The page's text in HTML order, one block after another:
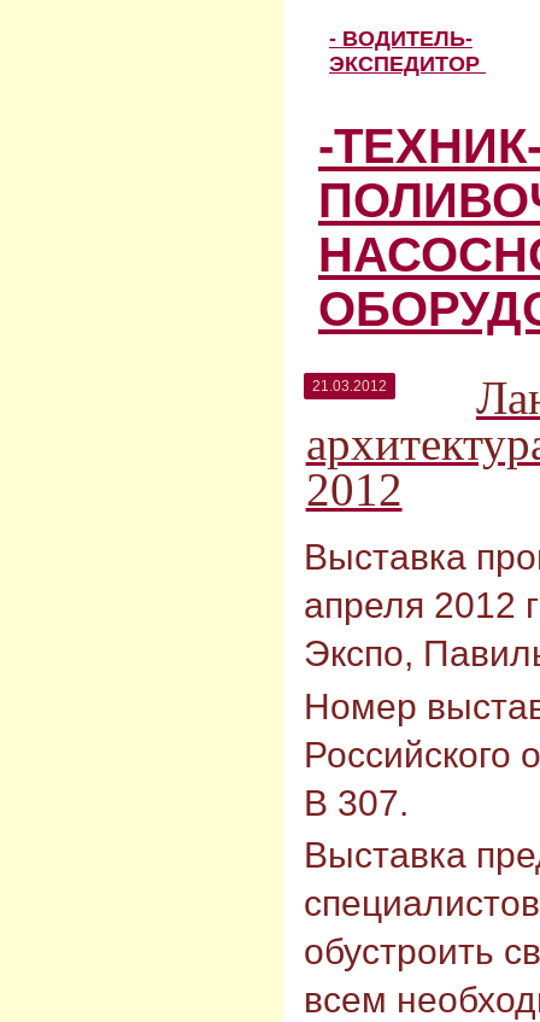
- ВОДИТЕЛЬ-
ЭКСПЕДИТОР
-
21.03.2012
2012
Выставка
апреля 2012
Экспо,
Номер
Российского
В 307.
Выставка
обустроить
всем